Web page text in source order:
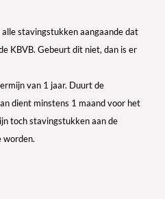
stavingstukken aangaande dat
KBVB. Gebeurt dit niet, dan is er
van 1 jaar. Duurt de
dient minstens 1 maand voor het
toch stavingstukken aan de
worden.